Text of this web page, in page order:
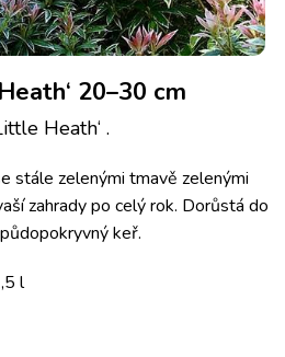
20–30 cm
Heath‘ .
stále zelenými tmavě zelenými
zahrady po celý rok. Dorůstá do
keř.
l